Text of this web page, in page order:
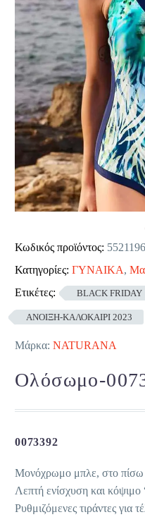
Κωδικός προϊόντος:
Κατηγορίες: ΓΥΝΑΙΚΑ,
Ετικέτες:
BLACK FRIDAY
ΑΝΟΙΞΗ-ΚΑΛΟΚΑΙΡΙ 2023
Μάρκα: NATURANA
Ολόσωμο-
0073392
Μονόχρωμο μπλε, στο πίσω
Λεπτή ενίσχυση και
Ρυθμιζόμενες τιράντες για